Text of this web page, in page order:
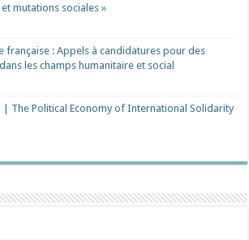
mutations sociales »
française : Appels à candidatures pour des
les champs humanitaire et social
| The Political Economy of International Solidarity